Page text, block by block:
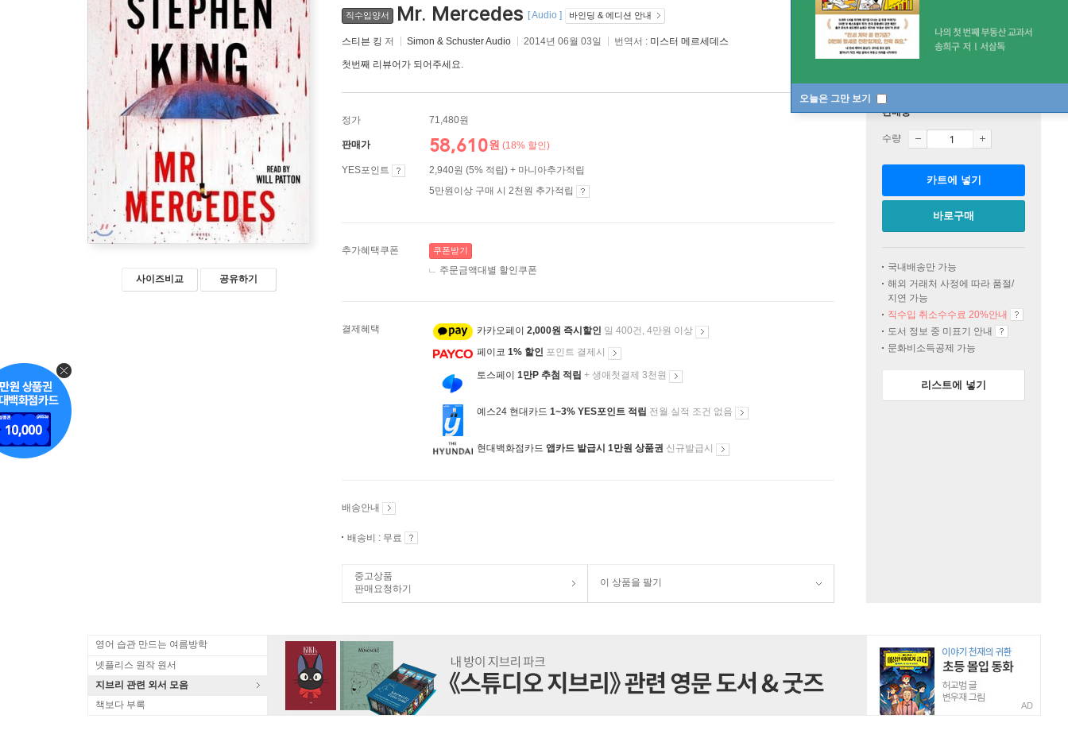
오늘은 그만 보기
사이즈비교 공유하기
직수입양서 Mr. Mercedes [ Audio ] 바인딩 & 에디션 안내
스티븐 킹 저 Simon & Schuster Audio 2014년 06월 03일 번역서 : 미스터 메르세데스
첫번째 리뷰어가 되어주세요.
정가 71,480원
판매가 58,610원 (18% 할인)
YES포인트
2,940원 (5% 적립) + 마니아추가적립
5만원이상 구매 시 2천원 추가적립
추가혜택쿠폰 쿠폰받기
주문금액대별 할인쿠폰
결제혜택 카카오페이 2,000원 즉시할인 일 400건, 4만원 이상
페이코 1% 할인 포인트 결제시
토스페이 1만P 추첨 적립 + 생애첫결제 3천원
예스24 현대카드 1~3% YES포인트 적립 전월 실적 조건 없음
현대백화점카드 앱카드 발급시 1만원 상품권 신규발급시
배송안내
배송비 : 무료
중고상품
판매요청하기
이 상품을 팔기
판매중
수량
카트에 넣기
바로구매
국내배송만 가능
해외 거래처 사정에 따라 품절/
지연 가능
직수입 취소수수료 20%안내
도서 정보 중 미표기 안내
문화비소득공제 가능
리스트에 넣기
영어 습관 만드는 여름방학
넷플리스 원작 원서
지브리 관련 외서 모음
책보다 부록
AD